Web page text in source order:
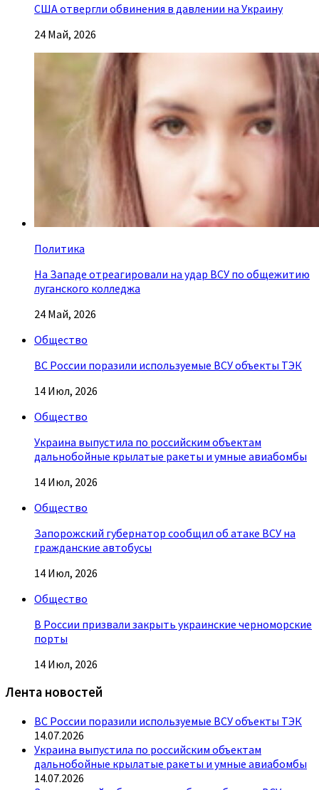
США отвергли обвинения в давлении на Украину
24 Май, 2026
Политика
На Западе отреагировали на удар ВСУ по общежитию
луганского колледжа
24 Май, 2026
Общество
ВС России поразили используемые ВСУ объекты ТЭК
14 Июл, 2026
Общество
Украина выпустила по российским объектам
дальнобойные крылатые ракеты и умные авиабомбы
14 Июл, 2026
Общество
Запорожский губернатор сообщил об атаке ВСУ на
гражданские автобусы
14 Июл, 2026
Общество
В России призвали закрыть украинские черноморские
порты
14 Июл, 2026
Лента новостей
ВС России поразили используемые ВСУ объекты ТЭК
14.07.2026
Украина выпустила по российским объектам
дальнобойные крылатые ракеты и умные авиабомбы
14.07.2026